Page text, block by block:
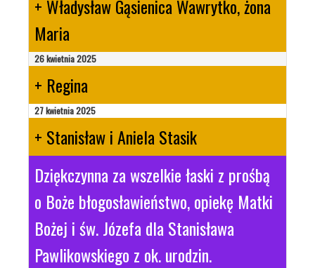
+ Władysław Gąsienica Wawrytko, żona
Maria
26 kwietnia 2025
+ Regina
27 kwietnia 2025
+ Stanisław i Aniela Stasik
Dziękczynna za wszelkie łaski z prośbą
o Boże błogosławieństwo, opiekę Matki
Bożej i św. Józefa dla Stanisława
Pawlikowskiego z ok. urodzin.